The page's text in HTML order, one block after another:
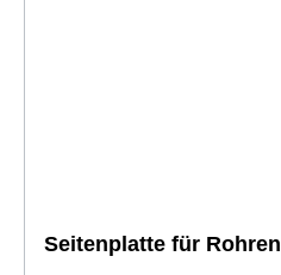
Seitenplatte für